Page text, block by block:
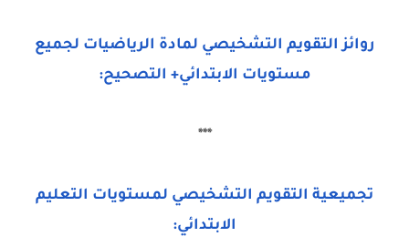
روائز التقويم التشخيصي لمادة الرياضيات لجميع
مستويات الابتدائي+ التصحيح:
***
تجميعية التقويم التشخيصي لمستويات التعليم
الابتدائي: